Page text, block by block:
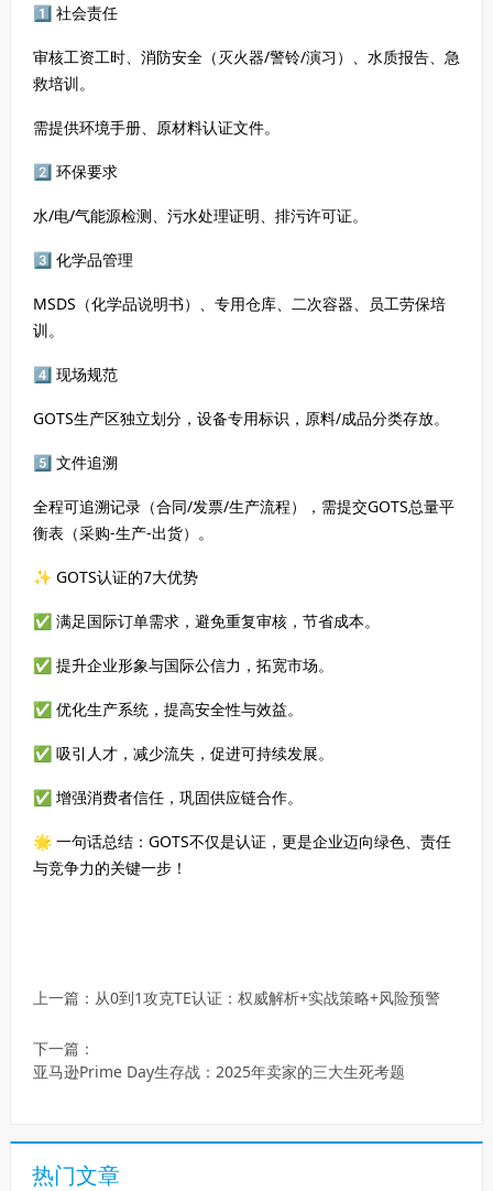
1⃣ 社会责任
审核工资工时、消防安全（灭火器/警铃/演习）、水质报告、急
救培训。
需提供环境手册、原材料认证文件。
2⃣ 环保要求
水/电/气能源检测、污水处理证明、排污许可证。
3⃣ 化学品管理
MSDS（化学品说明书）、专用仓库、二次容器、员工劳保培
训。
4⃣ 现场规范
GOTS生产区独立划分，设备专用标识，原料/成品分类存放。
5⃣ 文件追溯
全程可追溯记录（合同/发票/生产流程），需提交GOTS总量平
衡表（采购-生产-出货）。
✨ GOTS认证的7大优势
✅ 满足国际订单需求，避免重复审核，节省成本。
✅ 提升企业形象与国际公信力，拓宽市场。
✅ 优化生产系统，提高安全性与效益。
✅ 吸引人才，减少流失，促进可持续发展。
✅ 增强消费者信任，巩固供应链合作。
🌟 一句话总结：GOTS不仅是认证，更是企业迈向绿色、责任
与竞争力的关键一步！
上一篇： 从0到1攻克TE认证：权威解析+实战策略+风险预警
下一篇：
亚马逊Prime Day生存战：2025年卖家的三大生死考题
热门文章